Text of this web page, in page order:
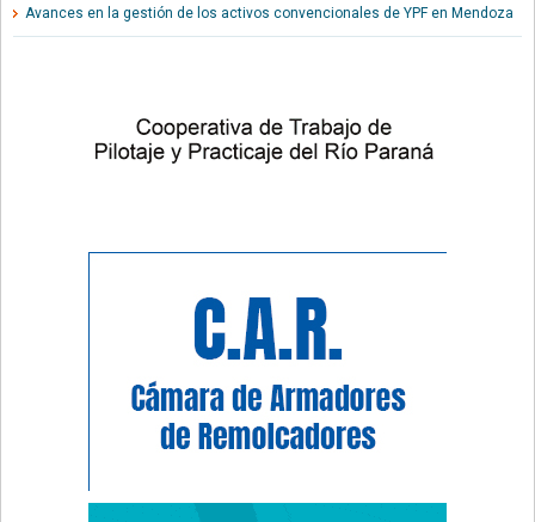
Avances en la gestión de los activos convencionales de YPF en Mendoza